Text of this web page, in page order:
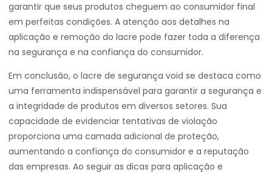
garantir que seus produtos cheguem ao consumidor final
em perfeitas condições. A atenção aos detalhes na
aplicação e remoção do lacre pode fazer toda a diferença
na segurança e na confiança do consumidor.
Em conclusão, o lacre de segurança void se destaca como
uma ferramenta indispensável para garantir a segurança e
a integridade de produtos em diversos setores. Sua
capacidade de evidenciar tentativas de violação
proporciona uma camada adicional de proteção,
aumentando a confiança do consumidor e a reputação
das empresas. Ao seguir as dicas para aplicação e